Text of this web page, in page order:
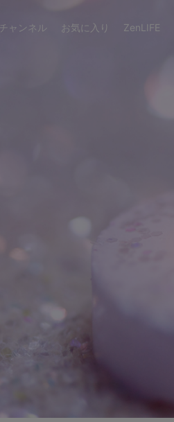
チャンネル お気に入り ZenLIFE